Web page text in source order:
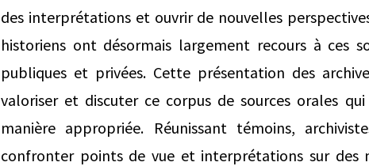
des interprétations et ouvrir de nouvelles
historiens ont désormais largement recours à ces
publiques et privées. Cette présentation des
valoriser et discuter ce corpus de sources orales
manière appropriée. Réunissant témoins,
confronter points de vue et interprétations sur